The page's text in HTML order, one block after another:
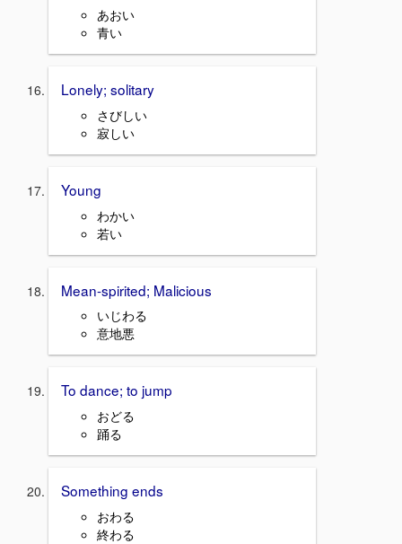
あおい
青い
Lonely; solitary
さびしい
寂しい
Young
わかい
若い
Mean-spirited; Malicious
いじわる
意地悪
To dance; to jump
おどる
踊る
Something ends
おわる
終わる